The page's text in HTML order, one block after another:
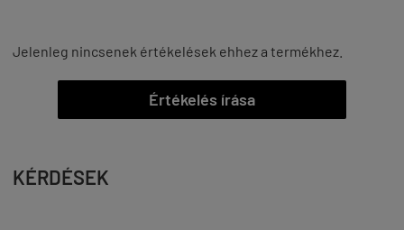
Jelenleg nincsenek értékelések ehhez a termékhez.
Értékelés írása
KÉRDÉSEK